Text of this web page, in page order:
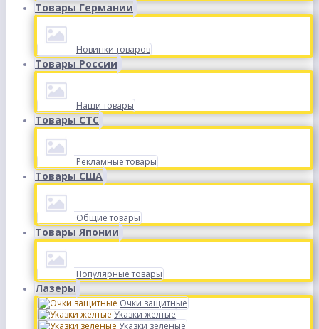
Товары Германии
Новинки товаров
Товары России
Наши товары
Товары СТС
Рекламные товары
Товары США
Общие товары
Товары Японии
Популярные товары
Лазеры
Очки защитные
Указки желтые
Указки зелёные